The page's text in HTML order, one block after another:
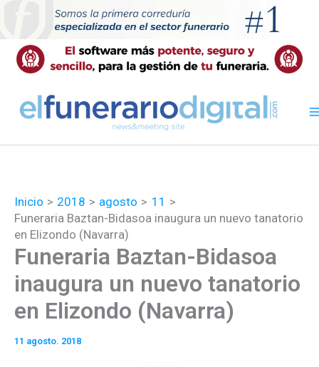
contenido
Inicio 2018 agosto
11
Funeraria Baztan-Bidasoa inaugura un nuevo tanatorio
en Elizondo (Navarra)
Funeraria Baztan-Bidasoa
inaugura un nuevo tanatorio
en Elizondo (Navarra)
11 agosto. 2018